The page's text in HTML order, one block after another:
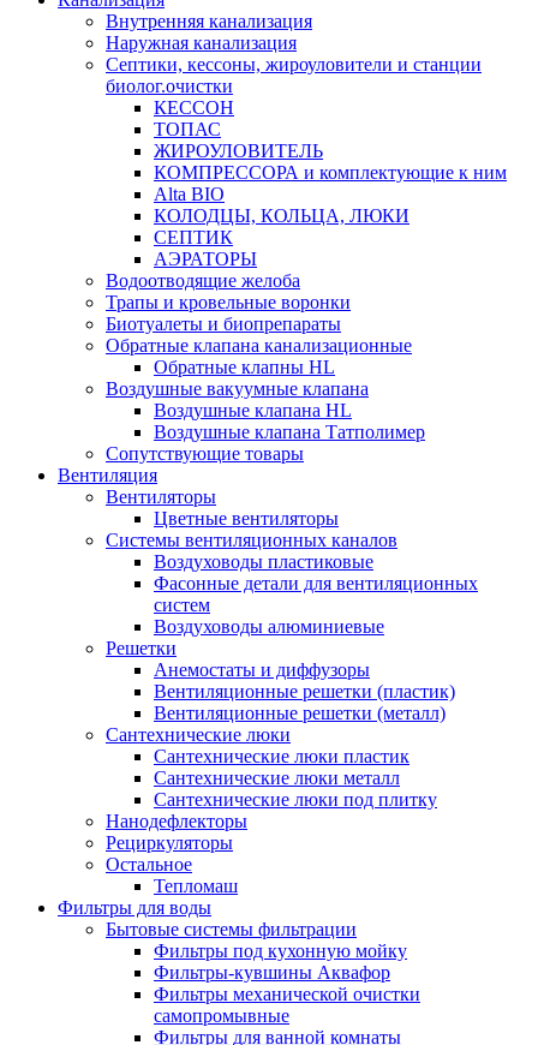
Внутренняя канализация
Наружная канализация
Септики, кессоны, жироуловители и станции
биолог.очистки
КЕССОН
ТОПАС
ЖИРОУЛОВИТЕЛЬ
КОМПРЕССОРА и комплектующие к ним
Alta BIO
КОЛОДЦЫ, КОЛЬЦА, ЛЮКИ
СЕПТИК
АЭРАТОРЫ
Водоотводящие желоба
Трапы и кровельные воронки
Биотуалеты и биопрепараты
Обратные клапана канализационные
Обратные клапны HL
Воздушные вакуумные клапана
Воздушные клапана HL
Воздушные клапана Татполимер
Сопутствующие товары
Вентиляция
Вентиляторы
Цветные вентиляторы
Системы вентиляционных каналов
Воздуховоды пластиковые
Фасонные детали для вентиляционных
систем
Воздуховоды алюминиевые
Решетки
Анемостаты и диффузоры
Вентиляционные решетки (пластик)
Вентиляционные решетки (металл)
Сантехнические люки
Сантехнические люки пластик
Сантехнические люки металл
Сантехнические люки под плитку
Нанодефлекторы
Рециркуляторы
Остальное
Тепломаш
Фильтры для воды
Бытовые системы фильтрации
Фильтры под кухонную мойку
Фильтры-кувшины Аквафор
Фильтры механической очистки
самопромывные
Фильтры для ванной комнаты